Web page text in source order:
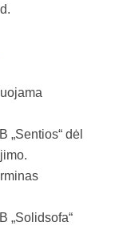
„Sentios“ dėl
„Solidsofa“